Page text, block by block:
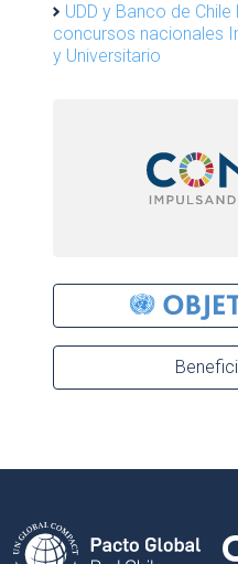
UDD y Banco de
concursos nacionales
y Universitario